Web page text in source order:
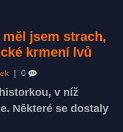
jsem strach,
krmení lvů
0
v níž
Některé se dostaly